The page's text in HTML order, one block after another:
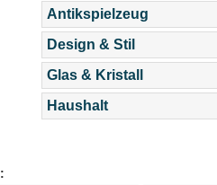
Antikspielzeug
Design & Stil
Glas & Kristall
Haushalt